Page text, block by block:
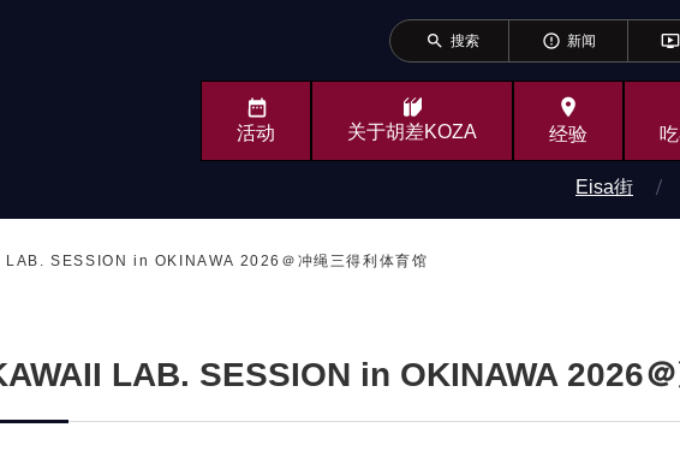
search 搜索 error_outline 新闻 ondemand_video
活动 关于胡差KOZA
place
经验
Eisa街
SESSION in OKINAWA 2026＠冲绳三得利体育馆
LAB. SESSION in OKINAWA 2026